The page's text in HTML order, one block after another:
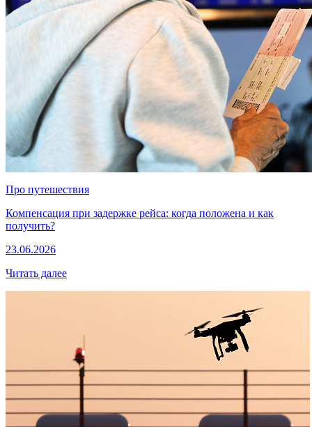
Про путешествия
Компенсация при задержке рейса: когда положена и как
получить?
23.06.2026
Читать далее